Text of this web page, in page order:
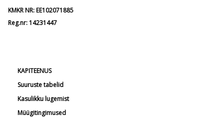
KMKR NR: EE102071885
Reg.nr: 14231447
KAPITEENUS
Suuruste tabelid
Kasulikku lugemist
Müügitingimused